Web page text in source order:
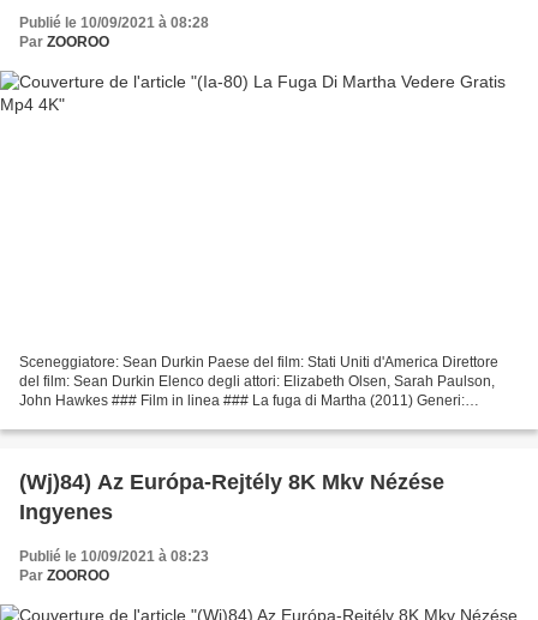
Publié le 10/09/2021 à 08:28
Par ZOOROO
Sceneggiatore: Sean Durkin Paese del film: Stati Uniti d'America Direttore
del film: Sean Durkin Elenco degli attori: Elizabeth Olsen, Sarah Paulson,
John Hawkes ### Film in linea ### La fuga di Martha (2011) Generi:
(Wj)84) Az Európa-Rejtély 8K Mkv Nézése
Ingyenes
Publié le 10/09/2021 à 08:23
Par ZOOROO